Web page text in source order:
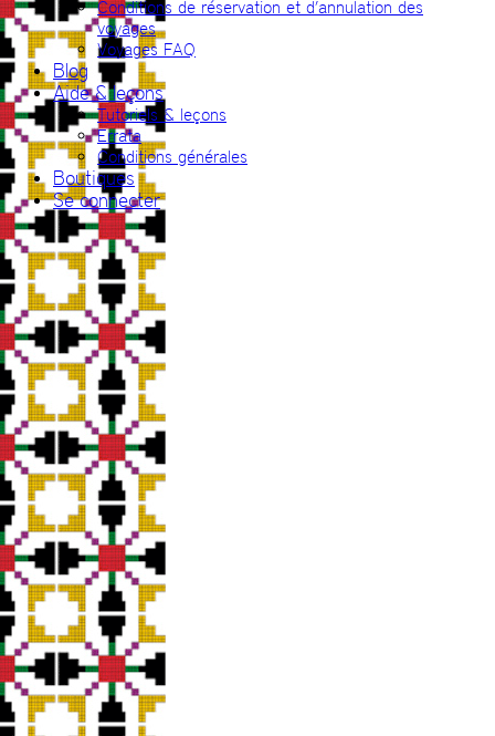
Conditions de réservation et d’annulation des
voyages
Voyages FAQ
Blog
Aide & leçons
Tutoriels & leçons
Errata
Conditions générales
Boutiques
Se connecter